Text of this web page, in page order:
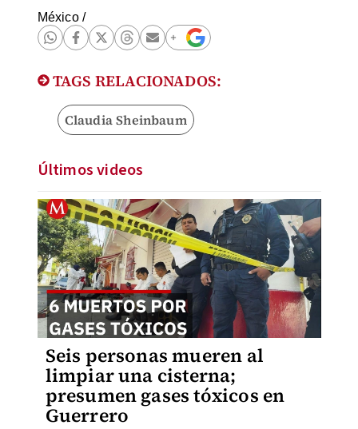
México/
TAGS RELACIONADOS:
Claudia Sheinbaum
Últimos videos
Seis personas mueren al
limpiar una cisterna;
presumen gases tóxicos en
Guerrero